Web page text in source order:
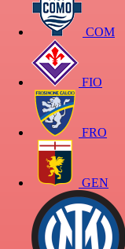
COM
FIO
FRO
GEN